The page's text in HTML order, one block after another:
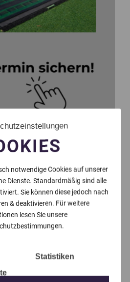
notwendige Cookies auf unserer
Dienste. Standardmäßig sind alle
Sie können diese jedoch nach
& deaktivieren. Für weitere
lesen Sie unsere
Statistiken